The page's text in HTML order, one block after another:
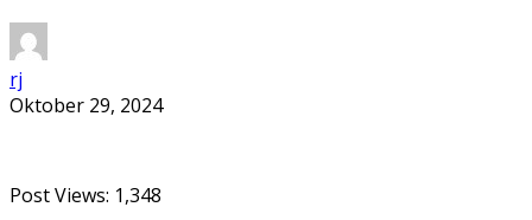
rj
Oktober 29, 2024
Post Views: 1,348